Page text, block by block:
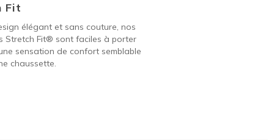
Fit
élégant et sans couture, nos
Stretch Fit® sont faciles à porter
sensation de confort semblable
chaussette.